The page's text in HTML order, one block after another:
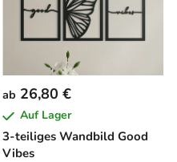
3-teiliges Wandbild Good
Vibes
ab 26,80 €
Auf Lager